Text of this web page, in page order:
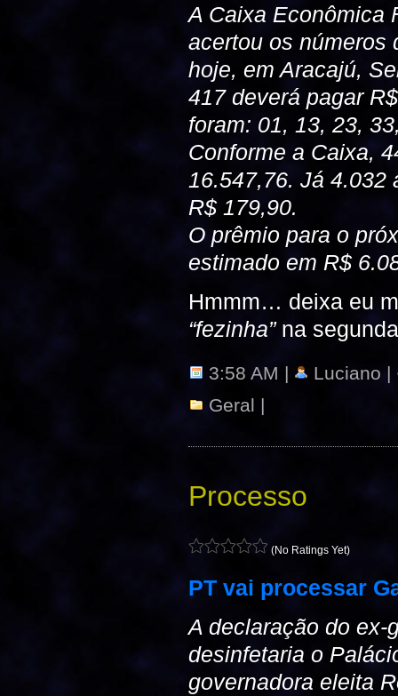
A Caixa Econômica
acertou os números
hoje, em Aracajú,
417 deverá pagar
foram: 01, 13, 23,
Conforme a Caixa,
16.547,76. Já 4.032
R$ 179,90.
O prêmio para o
estimado em R$
Hmmm… deixa eu
“fezinha”na
3:58 AM |
Luciano |
Geral |
Processo
(No Ratings Yet)
PT vai processar
A declaração do ex-
desinfetaria o
governadora eleita